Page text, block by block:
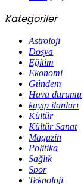
Kategoriler
Astroloji
Dosya
Eğitim
Ekonomi
Gündem
Hava durumu
kayıp ilanları
Kültür
Kültür Sanat
Magazin
Politika
Sağlık
Spor
Teknoloji